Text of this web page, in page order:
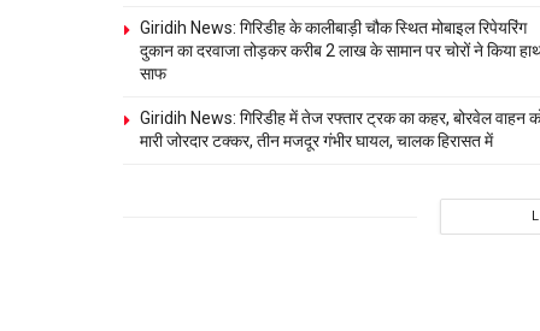
Giridih News: गिरिडीह के कालीबाड़ी चौक स्थित मोबाइल रिपेयरिंग
दुकान का दरवाजा तोड़कर करीब 2 लाख के सामान पर चोरों ने किया
साफ
Giridih News: गिरिडीह में तेज रफ्तार ट्रक का कहर, बोरवेल वाहन
मारी जोरदार टक्कर, तीन मजदूर गंभीर घायल, चालक हिरासत में